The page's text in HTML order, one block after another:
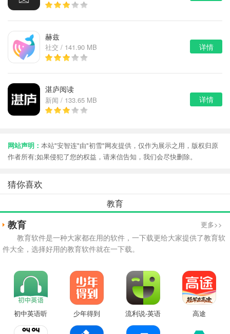
赫兹
社交 / 141.90 MB 详情
湛庐阅读
新闻 / 133.65 MB 详情
网站声明： 本站"安智连"由"初雪"网友提供，仅作为展示之用，版权归原
作者所有;如果侵犯了您的权益，请来信告知，我们会尽快删除。
猜你喜欢
教育
教育 更多>>
教育软件是一种大家都在用的软件，一下载更给大家提供了教育软
件大全，选择好用的教育软件就在一下载。
初中英语听
力
少年得到 流利说-英语 高途